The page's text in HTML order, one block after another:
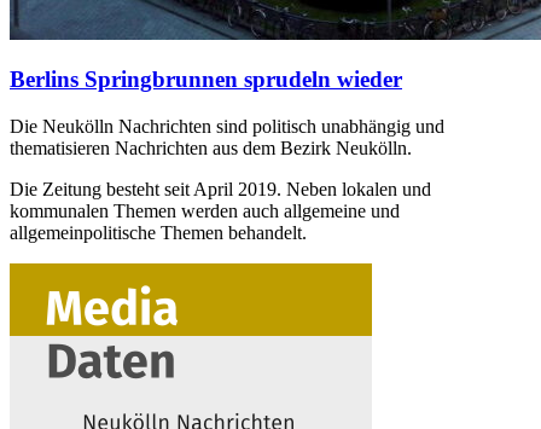
Berlins Springbrunnen sprudeln wieder
Die Neukölln Nachrichten sind politisch unabhängig und
thematisieren Nachrichten aus dem Bezirk Neukölln.
Die Zeitung besteht seit April 2019. Neben lokalen und
kommunalen Themen werden auch allgemeine und
allgemeinpolitische Themen behandelt.